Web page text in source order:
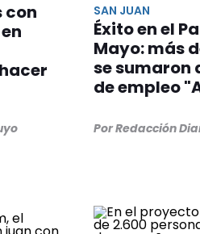
con
SAN JUAN
Éxito en el
Mayo: más
se sumaron
de empleo
Por Redacción